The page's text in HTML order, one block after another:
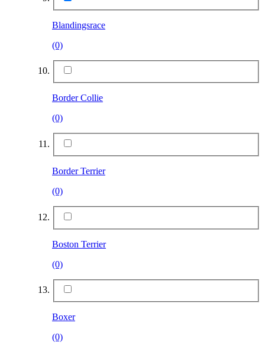
Blandingsrace
(0)
Border Collie
(0)
Border Terrier
(0)
Boston Terrier
(0)
Boxer
(0)